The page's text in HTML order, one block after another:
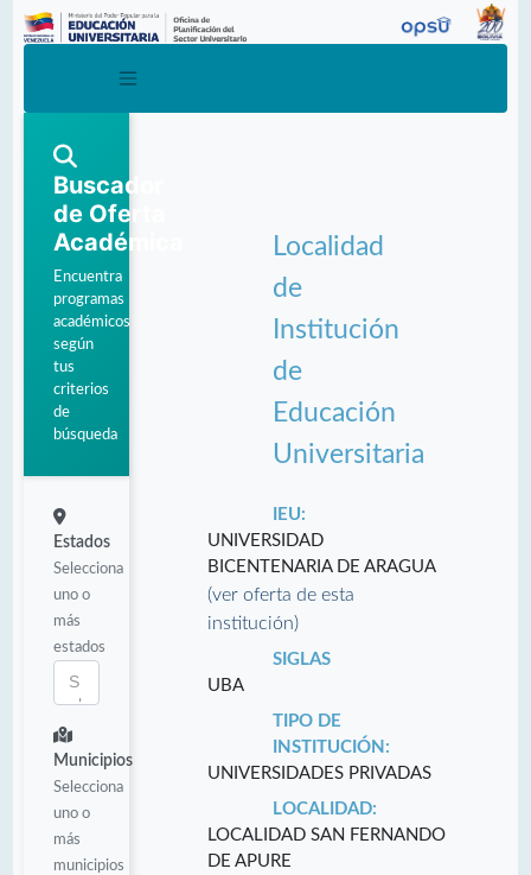
Buscador
de Oferta
Académica
Encuentra
programas
académicos
según
tus
criterios
de
búsqueda
Estados
Selecciona
uno o
más
estados
Municipios
Selecciona
uno o
más
municipios
Localidad
de
Institución
de
Educación
Universitaria
IEU:
UNIVERSIDAD
BICENTENARIA DE ARAGUA
(ver oferta de esta
institución)
SIGLAS
UBA
TIPO DE
INSTITUCIÓN:
UNIVERSIDADES PRIVADAS
LOCALIDAD:
LOCALIDAD SAN FERNANDO
DE APURE